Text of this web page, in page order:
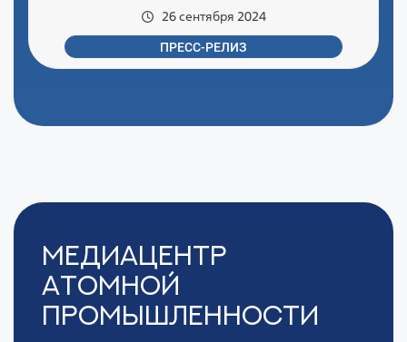
26 сентября 2024
ПРЕСС-РЕЛИЗ
Медиацентр
Атомной
Промышленности